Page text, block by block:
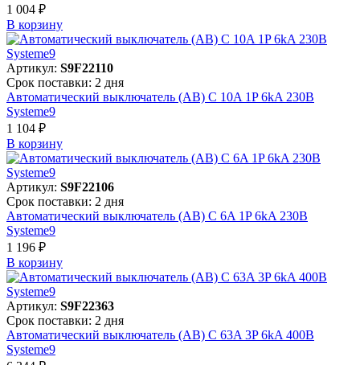
1 004 ₽
В корзинy
Артикул: S9F22110
Срок поставки: 2 дня
Автоматический выключатель (АВ) C 10A 1P 6kA 230В
Systeme9
1 104 ₽
В корзинy
Артикул: S9F22106
Срок поставки: 2 дня
Автоматический выключатель (АВ) C 6A 1P 6kA 230В
Systeme9
1 196 ₽
В корзинy
Артикул: S9F22363
Срок поставки: 2 дня
Автоматический выключатель (АВ) C 63A 3P 6kA 400В
Systeme9